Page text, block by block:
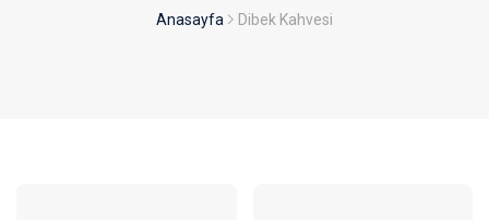
Anasayfa Dibek Kahvesi